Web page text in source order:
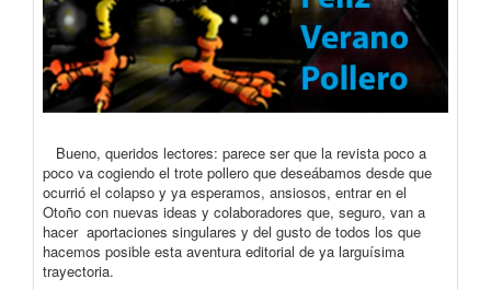
Bueno, queridos lectores: parece ser que la revista poco a
poco va cogiendo el trote pollero que deseábamos desde que
ocurrió el colapso y ya esperamos, ansiosos, entrar en el
Otoño con nuevas ideas y colaboradores que, seguro, van a
hacer aportaciones singulares y del gusto de todos los que
hacemos posible esta aventura editorial de ya larguísima
trayectoria.